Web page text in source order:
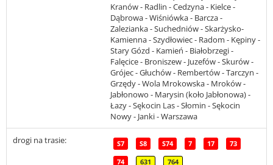
Kranów - Radlin - Cedzyna - Kielce -
Dąbrowa - Wiśniówka - Barcza -
Zalezianka - Suchedniów - Skarżysko-
Kamienna - Szydłowiec - Radom - Kępiny -
Stary Gózd - Kamień - Białobrzegi -
Falęcice - Broniszew - Juzefów - Skurów -
Grójec - Głuchów - Rembertów - Tarczyn -
Grzędy - Wola Mrokowska - Mroków -
Jabłonowo - Marysin (koło Jabłonowa) -
Łazy - Sękocin Las - Słomin - Sękocin
Nowy - Janki - Warszawa
drogi na trasie: S7 S8 S74 7 17 73
74 631 764